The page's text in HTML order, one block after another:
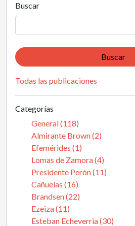
Buscar
Buscar
Todas las publicaciones
Categorías
General (118)
Almirante Brown (2)
Efemérides (1)
Lomas de Zamora (4)
Presidente Perón (11)
Cañuelas (16)
Brandsen (22)
Ezeiza (11)
Esteban Echeverria (30)